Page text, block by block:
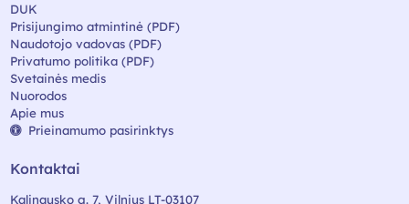
DUK
Prisijungimo atmintinė (PDF)
Naudotojo vadovas (PDF)
Privatumo politika (PDF)
Svetainės medis
Nuorodos
Apie mus
Prieinamumo pasirinktys
Kontaktai
Kalinausko g. 7, Vilnius LT-03107